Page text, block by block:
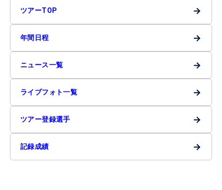
ツアーTOP →
年間日程 →
ニュース一覧 →
ライブフォト一覧 →
ツアー登録選手 →
記録成績 →